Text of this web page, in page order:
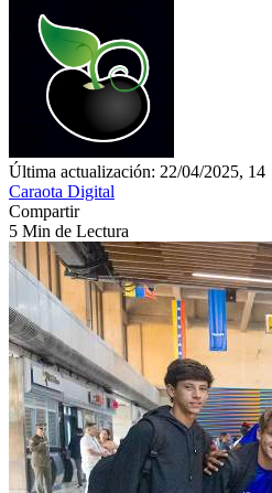
Última actualización: 22/04/2025, 14
Caraota Digital
Compartir
5 Min de Lectura